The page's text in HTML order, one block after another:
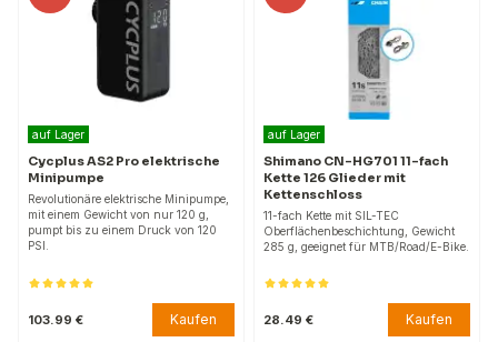
auf Lager
Cycplus AS2 Pro elektrische
Minipumpe
Revolutionäre elektrische Minipumpe,
mit einem Gewicht von nur 120 g,
pumpt bis zu einem Druck von 120
PSI.
103.99 € Kaufen
auf Lager
Shimano CN-HG701 11-fach
Kette 126 Glieder mit
Kettenschloss
11-fach Kette mit SIL-TEC
Oberflächenbeschichtung, Gewicht
285 g, geeignet für MTB/Road/E-Bike.
28.49 € Kaufen